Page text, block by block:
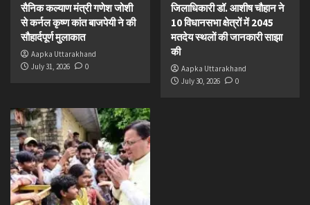
सैनिक कल्याण मंत्री गणेश जोशी
से कर्नल कृष्ण कांत बाजपेयी ने की
सौहार्दपूर्ण मुलाकात
Aapka Uttarakhand
July 31, 2026
0
जिलाधिकारी डॉ. आशीष चौहान ने
10 विधानसभा क्षेत्रों में 2045
मतदेय स्थलों की जानकारी साझा
की
Aapka Uttarakhand
July 30, 2026
0